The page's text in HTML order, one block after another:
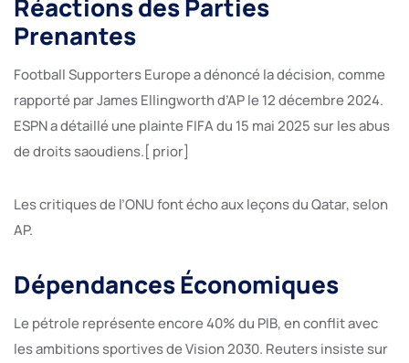
Réactions des Parties
Prenantes
Football Supporters Europe a dénoncé la décision, comme
rapporté par James Ellingworth d’AP le 12 décembre 2024.
ESPN a détaillé une plainte FIFA du 15 mai 2025 sur les abus
de droits saoudiens.[ prior]
Les critiques de l’ONU font écho aux leçons du Qatar, selon
AP.
Dépendances Économiques
Le pétrole représente encore 40% du PIB, en conflit avec
les ambitions sportives de Vision 2030. Reuters insiste sur